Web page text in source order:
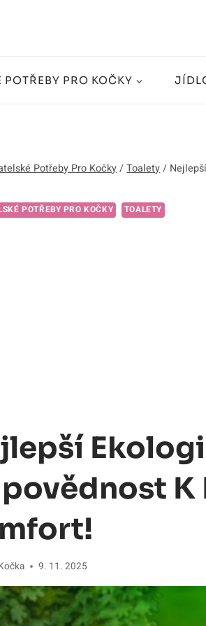
POTŘEBY PRO KOČKY
Potřeby Pro Kočky / Toalety /
POTŘEBY PRO KOČKY TOALETY
K
9. 11. 2025